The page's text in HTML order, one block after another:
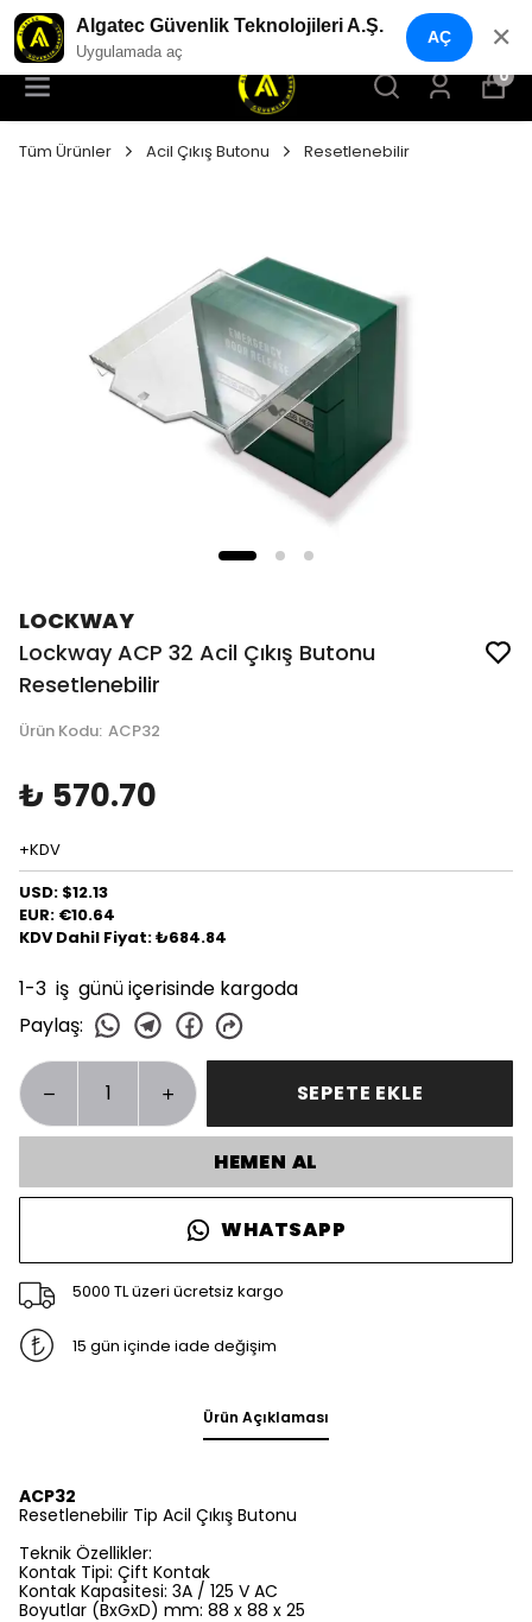
YENI NESIL GÜVENLIK GEÇIŞ SISTEMLERI
0
Tüm Ürünler Acil Çıkış Butonu Resetlenebilir
LOCKWAY
Lockway ACP 32 Acil Çıkış Butonu
Resetlenebilir
Ürün Kodu: ACP32
₺ 570.70
+KDV
USD: $12.13
EUR: €10.64
KDV Dahil Fiyat: ₺684.84
1-3 iş günü içerisinde kargoda
Paylaş:
SEPETE EKLE
HEMEN AL
WHATSAPP
5000 TL üzeri ücretsiz kargo
15 gün içinde iade değişim
Ürün Açıklaması
ACP32
Resetlenebilir Tip Acil Çıkış Butonu
Teknik Özellikler:
Kontak Tipi: Çift Kontak
Kontak Kapasitesi: 3A / 125 V AC
Boyutlar (BxGxD) mm: 88 x 88 x 25
Algatec Güvenlik Teknolojileri A.Ş.
Uygulamada aç
AÇ ✕